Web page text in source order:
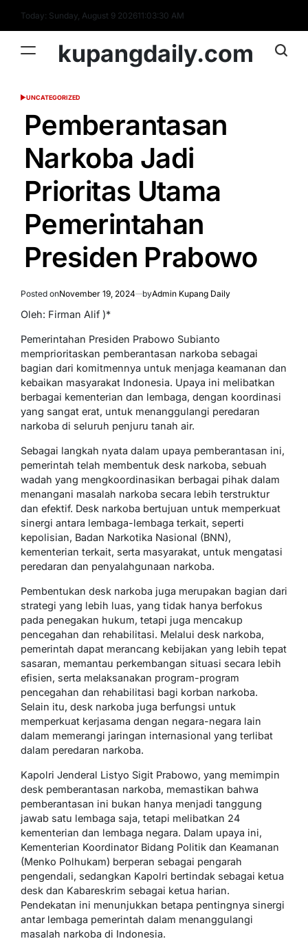
content
Today: Sunday, August 9 202611:03:31 AM
kupangdaily.com
POSTED
UNCATEGORIZED
Pemberantasan
Narkoba Jadi
Prioritas Utama
Pemerintahan
Presiden Prabowo
Posted onNovember 19, 2024 byAdmin Kupang Daily
Oleh: Firman Alif )*
Pemerintahan Presiden Prabowo Subianto
memprioritaskan pemberantasan narkoba sebagai
bagian dari komitmennya untuk menjaga keamanan dan
kebaikan masyarakat Indonesia. Upaya ini melibatkan
berbagai kementerian dan lembaga, dengan koordinasi
yang sangat erat, untuk menanggulangi peredaran
narkoba di seluruh penjuru tanah air.
Sebagai langkah nyata dalam upaya pemberantasan ini,
pemerintah telah membentuk desk narkoba, sebuah
wadah yang mengkoordinasikan berbagai pihak dalam
menangani masalah narkoba secara lebih terstruktur
dan efektif. Desk narkoba bertujuan untuk memperkuat
sinergi antara lembaga-lembaga terkait, seperti
kepolisian, Badan Narkotika Nasional (BNN),
kementerian terkait, serta masyarakat, untuk mengatasi
peredaran dan penyalahgunaan narkoba.
Pembentukan desk narkoba juga merupakan bagian dari
strategi yang lebih luas, yang tidak hanya berfokus
pada penegakan hukum, tetapi juga mencakup
pencegahan dan rehabilitasi. Melalui desk narkoba,
pemerintah dapat merancang kebijakan yang lebih tepat
sasaran, memantau perkembangan situasi secara lebih
efisien, serta melaksanakan program-program
pencegahan dan rehabilitasi bagi korban narkoba.
Selain itu, desk narkoba juga berfungsi untuk
memperkuat kerjasama dengan negara-negara lain
dalam memerangi jaringan internasional yang terlibat
dalam peredaran narkoba.
Kapolri Jenderal Listyo Sigit Prabowo, yang memimpin
desk pemberantasan narkoba, memastikan bahwa
pemberantasan ini bukan hanya menjadi tanggung
jawab satu lembaga saja, tetapi melibatkan 24
kementerian dan lembaga negara. Dalam upaya ini,
Kementerian Koordinator Bidang Politik dan Keamanan
(Menko Polhukam) berperan sebagai pengarah
pengendali, sedangkan Kapolri bertindak sebagai ketua
desk dan Kabareskrim sebagai ketua harian.
Pendekatan ini menunjukkan betapa pentingnya sinergi
antar lembaga pemerintah dalam menanggulangi
masalah narkoba di Indonesia.